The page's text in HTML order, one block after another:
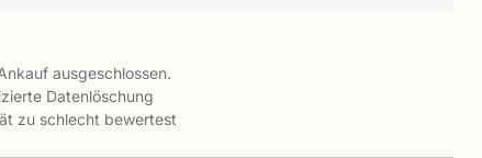
ausgeschlossen.
Datenlöschung
zu schlecht bewertest